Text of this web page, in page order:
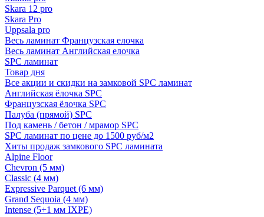
Skara 12 pro
Skara Pro
Uppsala pro
Весь ламинат Французская елочка
Весь ламинат Английская елочка
SPC ламинат
Товар дня
Все акции и скидки на замковой SPC ламинат
Английская ёлочка SPC
Французская ёлочка SPC
Палуба (прямой) SPC
Под камень / бетон / мрамор SPC
SPC ламинат по цене до 1500 руб/м2
Хиты продаж замкового SPC ламината
Alpine Floor
Chevron (5 мм)
Classic (4 мм)
Expressive Parquet (6 мм)
Grand Sequoia (4 мм)
Intense (5+1 мм IXPE)